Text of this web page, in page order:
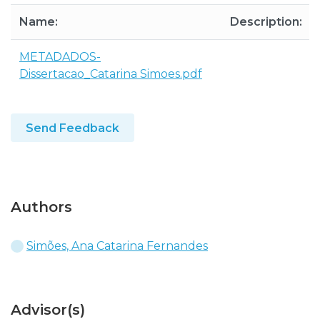
Name: Description:
METADADOS-
Dissertacao_Catarina Simoes.pdf
Send Feedback
Authors
Simões, Ana Catarina Fernandes
Advisor(s)